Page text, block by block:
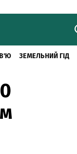
ЗЕМЕЛЬНИЙ ГІД